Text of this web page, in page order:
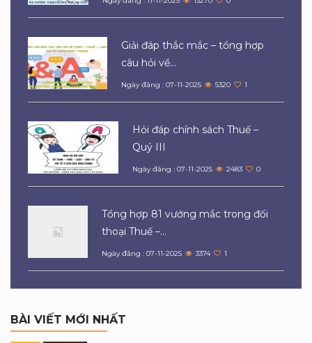
Giải đáp thắc mắc – tổng hợp
câu hỏi về...
Ngày đăng : 07-11-2025 5320 1
Hỏi đáp chính sách Thuế –
Quý III
Ngày đăng : 07-11-2025 2483 0
Tổng hợp 81 vướng mắc trong đối
thoại Thuế –...
Ngày đăng : 07-11-2025 3374 1
BÀI VIẾT MỚI NHẤT